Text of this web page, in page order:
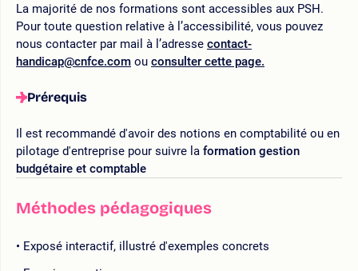
La majorité de nos formations sont accessibles aux PSH.
Pour toute question relative à l’accessibilité, vous pouvez
nous contacter par mail à l’adresse contact-
handicap@cnfce.com ou consulter cette page.
Prérequis
Il est recommandé d'avoir des notions en comptabilité ou en
pilotage d'entreprise pour suivre la formation gestion
budgétaire et comptable
Méthodes pédagogiques
Exposé interactif, illustré d'exemples concrets